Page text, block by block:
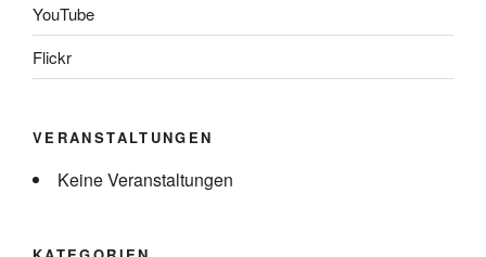
YouTube
Flickr
VERANSTALTUNGEN
Keine Veranstaltungen